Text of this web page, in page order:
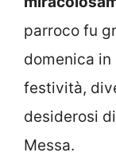
parroco fu
domenica in
festività,
desiderosi
Messa.